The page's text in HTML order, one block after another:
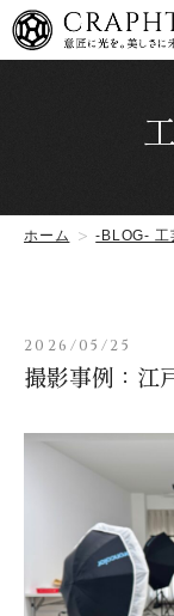
ホーム -BLOG- 工
2026/05/25
撮影事例：江